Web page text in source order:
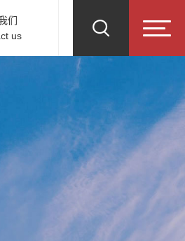
们
us